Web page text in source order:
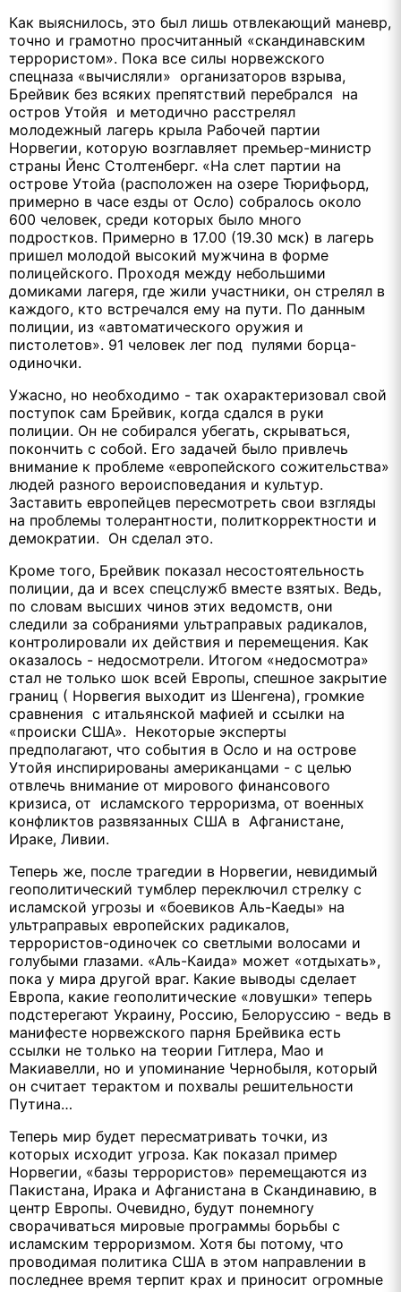
Как выяснилось, это был лишь отвлекающий маневр,
точно и грамотно просчитанный «скандинавским
террористом». Пока все силы норвежского
спецназа «вычисляли» организаторов взрыва,
Брейвик без всяких препятствий перебрался на
остров Утойя и методично расстрелял
молодежный лагерь крыла Рабочей партии
Норвегии, которую возглавляет премьер-министр
страны Йенс Столтенберг. «На слет партии на
острове Утойа (расположен на озере Тюрифьорд,
примерно в часе езды от Осло) собралось около
600 человек, среди которых было много
подростков. Примерно в 17.00 (19.30 мск) в лагерь
пришел молодой высокий мужчина в форме
полицейского. Проходя между небольшими
домиками лагеря, где жили участники, он стрелял в
каждого, кто встречался ему на пути. По данным
полиции, из «автоматического оружия и
пистолетов». 91 человек лег под пулями борца-
одиночки.
Ужасно, но необходимо - так охарактеризовал свой
поступок сам Брейвик, когда сдался в руки
полиции. Он не собирался убегать, скрываться,
покончить с собой. Его задачей было привлечь
внимание к проблеме «европейского сожительства»
людей разного вероисповедания и культур.
Заставить европейцев пересмотреть свои взгляды
на проблемы толерантности, политкорректности и
демократии. Он сделал это.
Кроме того, Брейвик показал несостоятельность
полиции, да и всех спецслужб вместе взятых. Ведь,
по словам высших чинов этих ведомств, они
следили за собраниями ультраправых радикалов,
контролировали их действия и перемещения. Как
оказалось - недосмотрели. Итогом «недосмотра»
стал не только шок всей Европы, спешное закрытие
границ ( Норвегия выходит из Шенгена), громкие
сравнения с итальянской мафией и ссылки на
«происки США». Некоторые эксперты
предполагают, что события в Осло и на острове
Утойя инспирированы американцами - с целью
отвлечь внимание от мирового финансового
кризиса, от исламского терроризма, от военных
конфликтов развязанных США в Афганистане,
Ираке, Ливии.
Теперь же, после трагедии в Норвегии, невидимый
геополитический тумблер переключил стрелку с
исламской угрозы и «боевиков Аль-Каеды» на
ультраправых европейских радикалов,
террористов-одиночек со светлыми волосами и
голубыми глазами. «Аль-Каида» может «отдыхать»,
пока у мира другой враг. Какие выводы сделает
Европа, какие геополитические «ловушки» теперь
подстерегают Украину, Россию, Белоруссию - ведь в
манифесте норвежского парня Брейвика есть
ссылки не только на теории Гитлера, Мао и
Макиавелли, но и упоминание Чернобыля, который
он считает терактом и похвалы решительности
Путина…
Теперь мир будет пересматривать точки, из
которых исходит угроза. Как показал пример
Норвегии, «базы террористов» перемещаются из
Пакистана, Ирака и Афганистана в Скандинавию, в
центр Европы. Очевидно, будут понемногу
сворачиваться мировые программы борьбы с
исламским терроризмом. Хотя бы потому, что
проводимая политика США в этом направлении в
последнее время терпит крах и приносит огромные